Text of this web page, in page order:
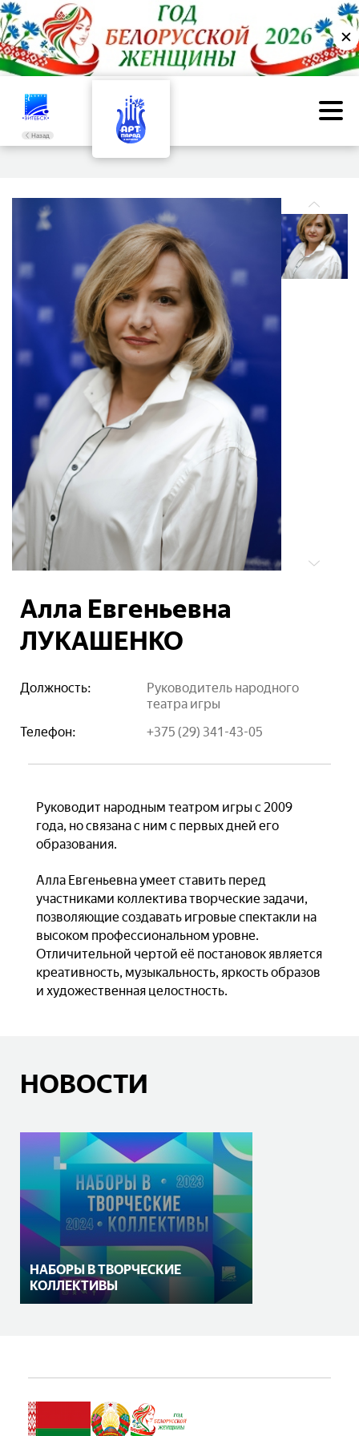
✕
Назад
Алла Евгеньевна
ЛУКАШЕНКО
Должность:
Руководитель народного
театра игры
Телефон:
+375 (29) 341-43-05
Руководит народным театром игры с 2009
года, но связана с ним с первых дней его
образования.
Алла Евгеньевна умеет ставить перед
участниками коллектива творческие задачи,
позволяющие создавать игровые спектакли на
высоком профессиональном уровне.
Отличительной чертой её постановок является
креативность, музыкальность, яркость образов
и художественная целостность.
НОВОСТИ
НАБОРЫ В ТВОРЧЕСКИЕ
КОЛЛЕКТИВЫ